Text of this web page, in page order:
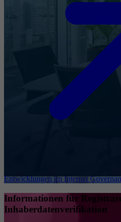
Entwicklungen im Internet
Informationen für Registrare
Inhaberdatenverifikation